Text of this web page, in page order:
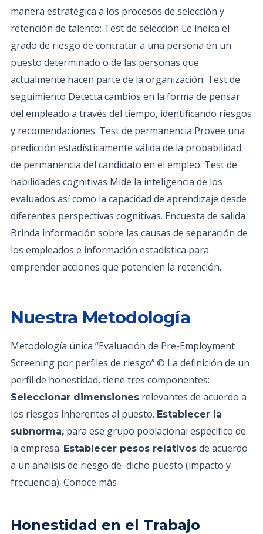
manera estratégica a los procesos de selección y
retención de talento: Test de selección Le indica el
grado de riesgo de contratar a una persona en un
puesto determinado o de las personas que
actualmente hacen parte de la organización. Test de
seguimiento Detecta cambios en la forma de pensar
del empleado a través del tiempo, identificando riesgos
y recomendaciones. Test de permanencia Provee una
predicción estadísticamente válida de la probabilidad
de permanencia del candidato en el empleo. Test de
habilidades cognitivas Mide la inteligencia de los
evaluados así como la capacidad de aprendizaje desde
diferentes perspectivas cognitivas. Encuesta de salida
Brinda información sobre las causas de separación de
los empleados e información estadística para
emprender acciones que potencien la retención.
Nuestra Metodología
Metodología única “Evaluación de Pre-Employment
Screening por perfiles de riesgo”.© La definición de un
perfil de honestidad, tiene tres componentes:
Seleccionar dimensiones relevantes de acuerdo a
los riesgos inherentes al puesto. Establecer la
subnorma, para ese grupo poblacional específico de
la empresa. Establecer pesos relativos de acuerdo
a un análisis de riesgo de dicho puesto (impacto y
frecuencia). Conoce más
Honestidad en el Trabajo